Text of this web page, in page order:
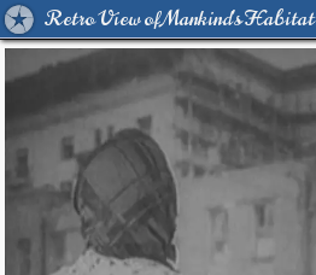
Retro View of Mankind's Habitat